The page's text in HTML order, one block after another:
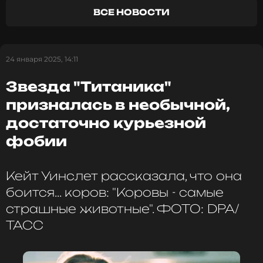
ВСЕ НОВОСТИ
24 января 2025, 14:11
Звезда "Титаника"
призналась в необычной,
достаточно курьезной
фобии
Кейт Уинслет рассказала, что она
боится... коров: "Коровы - самые
страшные животные". ФОТО: DPA/
ТАСС